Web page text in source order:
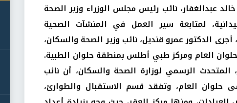
عبدالغفار، نائب رئيس مجلس الوزراء وزير الصحة
لمتابعة سير العمل في المنشآت الصحية
الدكتور عمرو قنديل، نائب وزير الصحة والسكان،
العام ومركز طبي أطلس بمنطقة حلوان الطبية.
المتحدث الرسمي لوزارة الصحة والسكان، أن نائب
حلوان العام، وتفقد قسم الاستقبال والطوارئ،